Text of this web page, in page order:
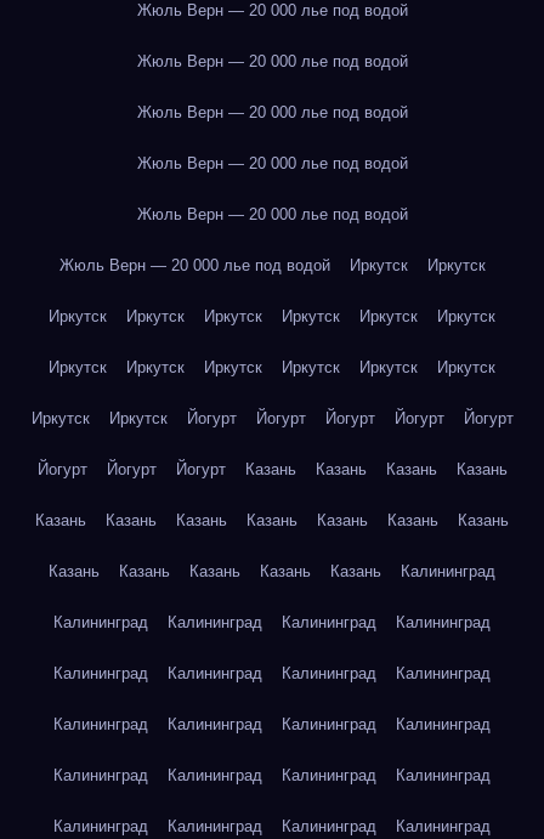
Жюль Верн — 20 000 лье под водой
Жюль Верн — 20 000 лье под водой
Жюль Верн — 20 000 лье под водой
Жюль Верн — 20 000 лье под водой
Жюль Верн — 20 000 лье под водой
Жюль Верн — 20 000 лье под водой Иркутск Иркутск
Иркутск Иркутск Иркутск Иркутск Иркутск Иркутск
Иркутск Иркутск Иркутск Иркутск Иркутск Иркутск
Иркутск Иркутск Йогурт Йогурт Йогурт Йогурт Йогурт
Йогурт Йогурт Йогурт Казань Казань Казань Казань
Казань Казань Казань Казань Казань Казань Казань
Казань Казань Казань Казань Казань Калининград
Калининград Калининград Калининград Калининград
Калининград Калининград Калининград Калининград
Калининград Калининград Калининград Калининград
Калининград Калининград Калининград Калининград
Калининград Калининград Калининград Калининград